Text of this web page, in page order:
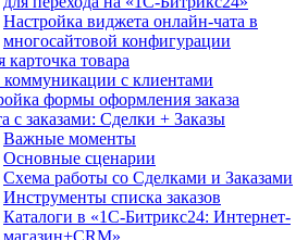
Настройка виджета онлайн-чата в
многосайтовой конфигурации
карточка товара
коммуникации с клиентами
формы оформления заказа
с заказами: Сделки + Заказы
Важные моменты
Основные сценарии
Схема работы со Сделками и Заказами
Инструменты списка заказов
Каталоги в «1С-Битрикс24: Интернет-
магазин+CRM»